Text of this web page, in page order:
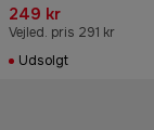
249 kr
Vejled. pris 291 kr
Udsolgt